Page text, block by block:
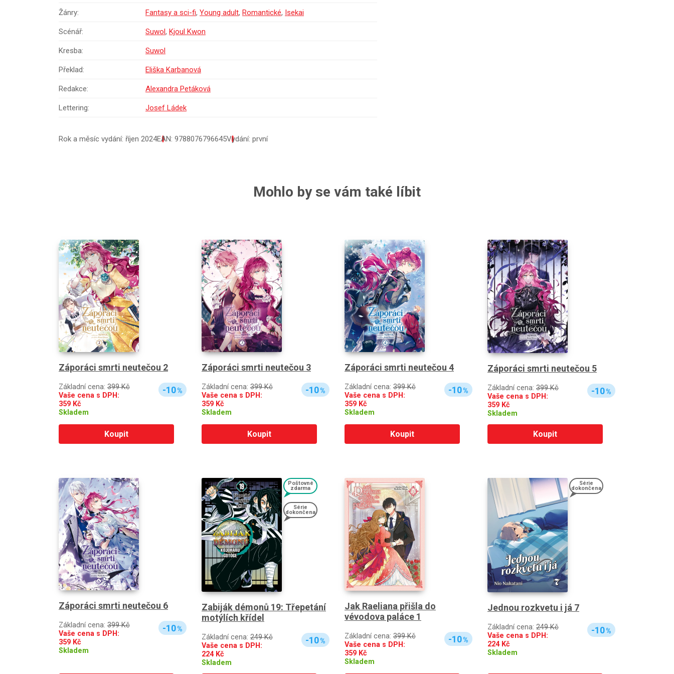
Žánry: Fantasy a sci-fi, Young adult, Romantické, Isekai
Scénář: Suwol, Kjoul Kwon
Kresba: Suwol
Překlad: Eliška Karbanová
Redakce: Alexandra Petáková
Lettering: Josef Ládek
Rok a měsíc vydání: říjen 2024EAN: 9788076796645Vydání: první
Mohlo by se vám také líbit
Záporáci smrti neutečou 2
Základní cena: 399 Kč
Vaše cena s DPH:
359 Kč
Skladem
-10%
Koupit
Záporáci smrti neutečou 3
Základní cena: 399 Kč
Vaše cena s DPH:
359 Kč
Skladem
-10%
Koupit
Záporáci smrti neutečou 4
Základní cena: 399 Kč
Vaše cena s DPH:
359 Kč
Skladem
-10%
Koupit
Záporáci smrti neutečou 5
Základní cena: 399 Kč
Vaše cena s DPH:
359 Kč
Skladem
-10%
Koupit
Záporáci smrti neutečou 6
Základní cena: 399 Kč
Vaše cena s DPH:
359 Kč
Skladem
-10%
Poštovné
zdarma
Série
dokončena
Zabiják démonů 19: Třepetání
motýlích křídel
Základní cena: 249 Kč
Vaše cena s DPH:
224Kč
Skladem
-10%
Jak Raeliana přišla do
vévodova paláce 1
Základní cena: 399 Kč
Vaše cena s DPH:
359 Kč
Skladem
-10%
Série
dokončena
Jednou rozkvetu i já 7
Základní cena: 249 Kč
Vaše cena s DPH:
224Kč
Skladem
-10%